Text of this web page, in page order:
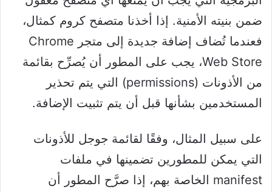
ضمن بنيته الأمنية. إذا أخذنا متصفح كروم كمثال،
فعندما تُضاف إضافة جديدة إلى متجر Chrome
Web Store، يجب على المطور أن يُصرِّح بقائمة
من الأذونات (permissions) التي يتم تحذير
المستخدمين بشأنها قبل أن يتم تثبيت الإضافة.
على سبيل المثال، وفقًا لقائمة جوجل للأذونات
التي يمكن للمطورين تضمينها في ملفات
manifest الخاصة بهم، إذا صرَّح المطور أن